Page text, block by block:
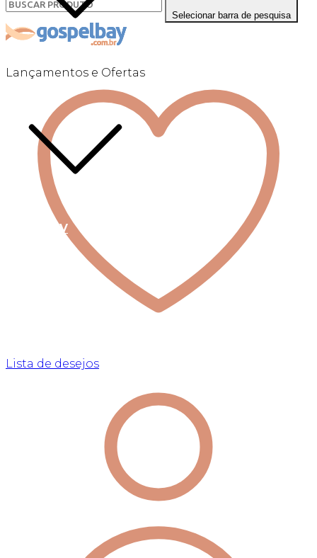
Lançamentos e Ofertas
Linha +QV
Selecionar barra de pesquisa
Lista de desejos